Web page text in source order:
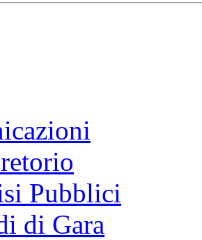
Pubblici
di Gara